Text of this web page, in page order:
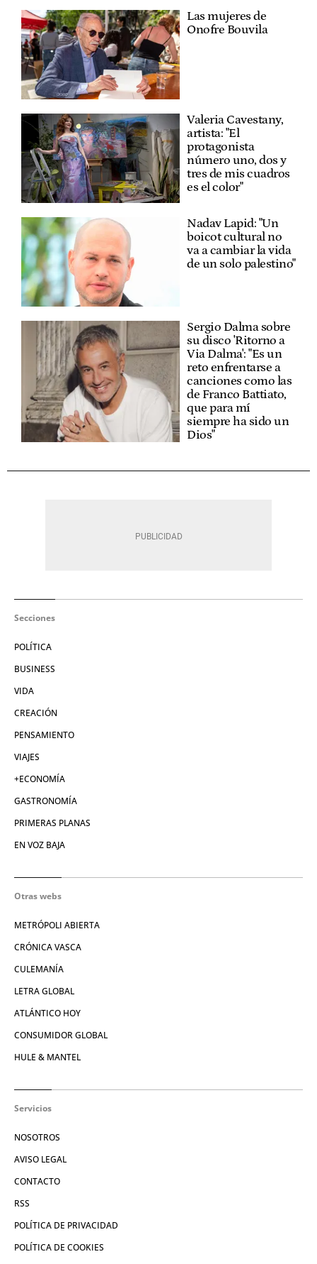
Las mujeres de
Onofre Bouvila
Valeria Cavestany,
artista: "El
protagonista
número uno, dos y
tres de mis cuadros
es el color"
Nadav Lapid: "Un
boicot cultural no
va a cambiar la vida
de un solo palestino"
Sergio Dalma sobre
su disco 'Ritorno a
Via Dalma': "Es un
reto enfrentarse a
canciones como las
de Franco Battiato,
que para mí
siempre ha sido un
Dios"
Secciones
POLÍTICA
BUSINESS
VIDA
CREACIÓN
PENSAMIENTO
VIAJES
+ECONOMÍA
GASTRONOMÍA
PRIMERAS PLANAS
EN VOZ BAJA
Otras webs
METRÓPOLI ABIERTA
CRÓNICA VASCA
CULEMANÍA
LETRA GLOBAL
ATLÁNTICO HOY
CONSUMIDOR GLOBAL
HULE & MANTEL
Servicios
NOSOTROS
AVISO LEGAL
CONTACTO
RSS
POLÍTICA DE PRIVACIDAD
POLÍTICA DE COOKIES